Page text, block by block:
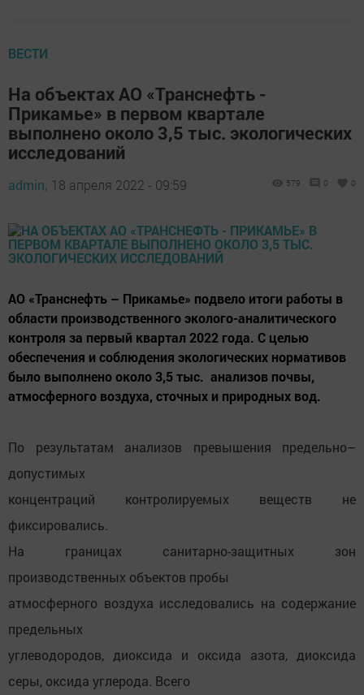
ВЕСТИ
На объектах АО «Транснефть -
Прикамье» в первом квартале
выполнено около 3,5 тыс. экологических
исследований
admin, 18 апреля 2022 - 09:59 579 0 0
АО «Транснефть – Прикамье» подвело итоги работы в
области производственного эколого-аналитического
контроля за первый квартал 2022 года. С целью
обеспечения и соблюдения экологических нормативов
было выполнено около 3,5 тыс. анализов почвы,
атмосферного воздуха, сточных и природных вод.
По результатам анализов превышения предельно–
допустимых
концентраций контролируемых веществ не
фиксировались.
На границах санитарно-защитных зон
производственных объектов пробы
атмосферного воздуха исследовались на содержание
предельных
углеводородов, диоксида и оксида азота, диоксида
серы, оксида углерода. Всего